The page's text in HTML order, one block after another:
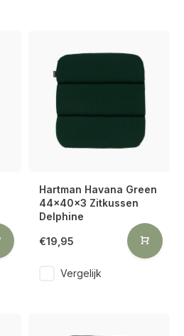
Hartman Havana Green
44x40x3 Zitkussen
Delphine
€19,95
Vergelijk